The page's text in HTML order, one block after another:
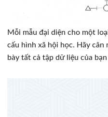
Mỗi mẫu đại diện cho một
cấu hình xã hội học. Hãy
bày tất cả tập dữ liệu của